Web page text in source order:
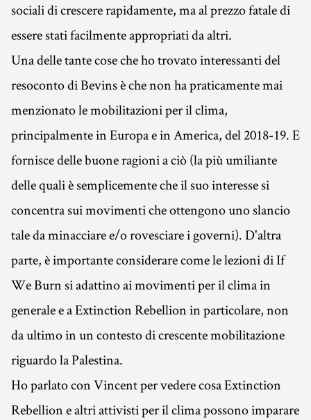
sociali di crescere rapidamente, ma al prezzo fatale di
essere stati facilmente appropriati da altri.
Una delle tante cose che ho trovato interessanti del
resoconto di Bevins è che non ha praticamente mai
menzionato le mobilitazioni per il clima,
principalmente in Europa e in America, del 2018-19. E
fornisce delle buone ragioni a ciò (la più umiliante
delle quali è semplicemente che il suo interesse si
concentra sui movimenti che ottengono uno slancio
tale da minacciare e/o rovesciare i governi). D'altra
parte, è importante considerare come le lezioni di If
We Burn si adattino ai movimenti per il clima in
generale e a Extinction Rebellion in particolare, non
da ultimo in un contesto di crescente mobilitazione
riguardo la Palestina.
Ho parlato con Vincent per vedere cosa Extinction
Rebellion e altri attivisti per il clima possono imparare